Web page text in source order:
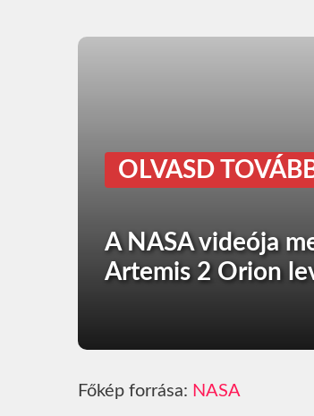
OLVASD
A NASA videója
Artemis 2 Orion
Főkép forrása: NASA